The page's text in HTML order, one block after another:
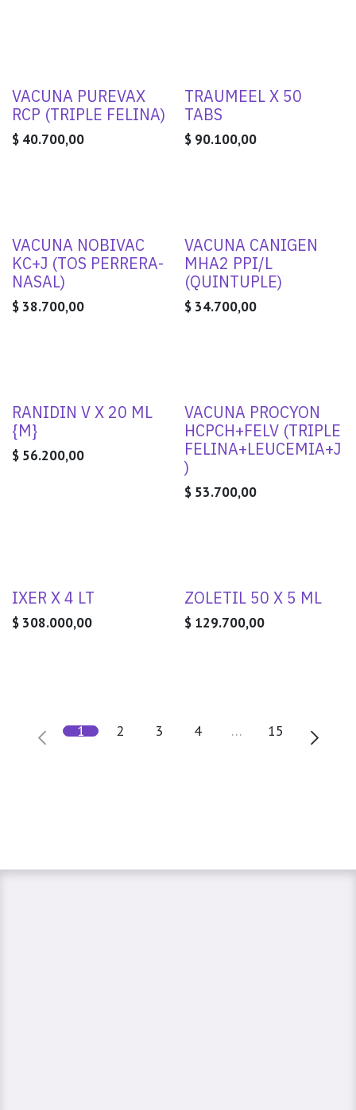
VACUNA PUREVAX
RCP (TRIPLE FELINA)
$ 40.700,00
TRAUMEEL X 50
TABS
$ 90.100,00
VACUNA NOBIVAC
KC+J (TOS PERRERA-
NASAL)
$ 38.700,00
VACUNA CANIGEN
MHA2 PPI/L
(QUINTUPLE)
$ 34.700,00
RANIDIN V X 20 ML
{M}
$ 56.200,00
VACUNA PROCYON
HCPCH+FELV (TRIPLE
FELINA+LEUCEMIA+J
)
$ 53.700,00
IXER X 4 LT
$ 308.000,00
ZOLETIL 50 X 5 ML
$ 129.700,00
1 2 3 4 … 15